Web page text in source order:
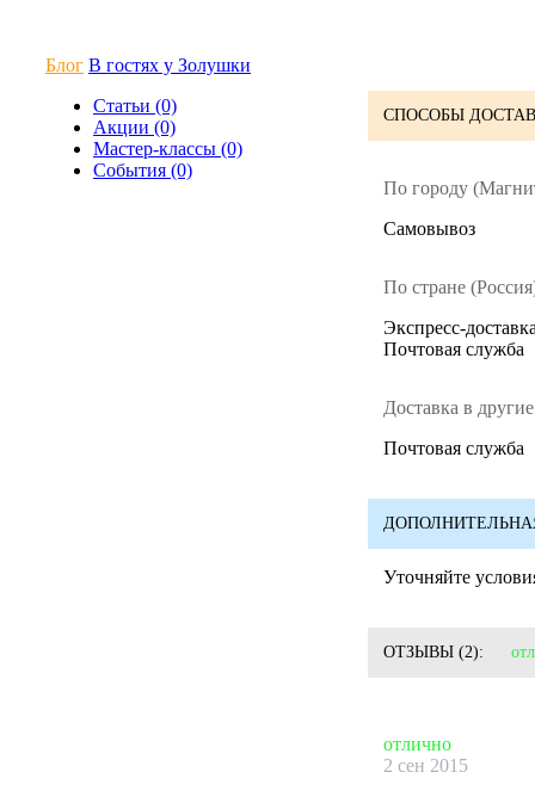
Блог В гостях у Золушки
Статьи (0)
Акции (0)
Мастер-классы (0)
События (0)
СПОСОБЫ
По городу
Cамовывоз
По стране
Экспресс-
Почтовая служба
Доставка в
Почтовая служба
Уточняйте
ОТЗЫВЫ (2):
отлично
2 сен 2015